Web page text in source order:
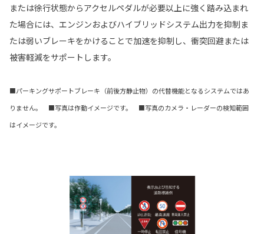
または徐行状態からアクセルペダルが必要以上に強く踏み込まれ
た場合には、エンジンおよびハイブリッドシステム出力を抑制ま
たは弱いブレーキをかけることで加速を抑制し、衝突回避または
被害軽減をサポートします。
■パーキングサポートブレーキ（前後方静止物）の代替機能となるシステムではあ
りません。 ■写真は作動イメージです。 ■写真のカメラ・レーダーの検知範囲
はイメージです。